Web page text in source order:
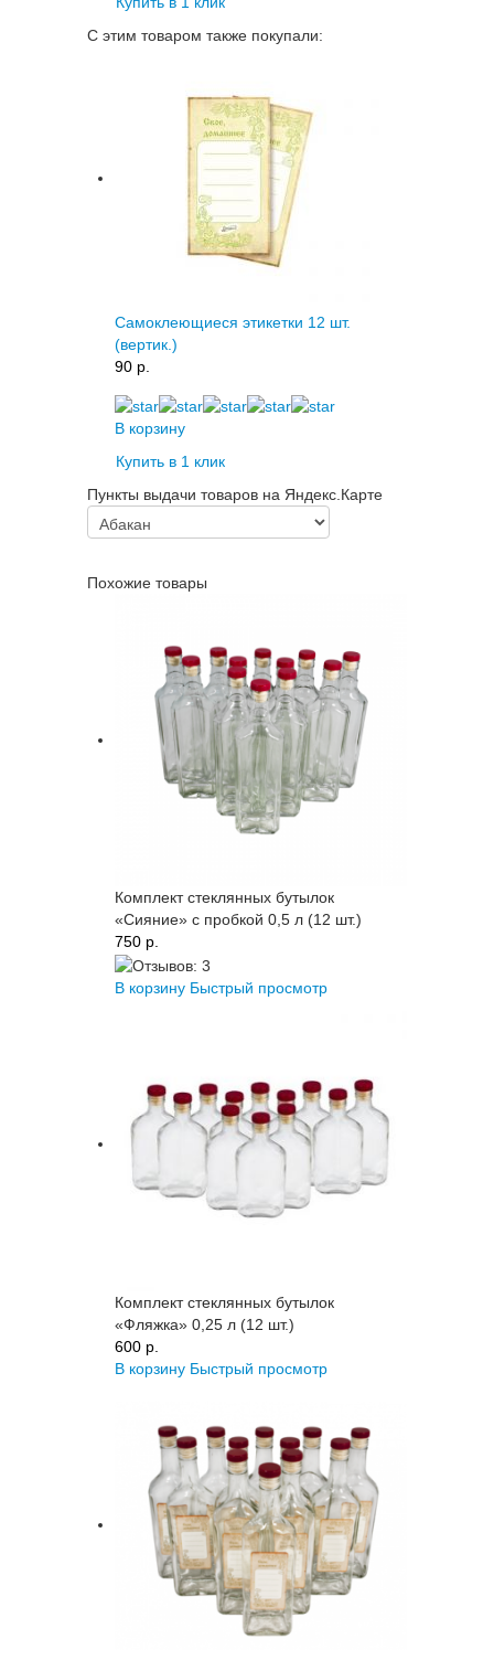
С этим товаром также покупали:
Самоклеющиеся этикетки 12 шт.
(вертик.)
90 p.
В корзину
Купить в 1 клик
Пункты выдачи товаров на Яндекс.Карте
Похожие товары
Комплект стеклянных бутылок
«Сияние» с пробкой 0,5 л (12 шт.)
750 p.
В корзину Быстрый просмотр
Комплект стеклянных бутылок
«Фляжка» 0,25 л (12 шт.)
600 p.
В корзину Быстрый просмотр